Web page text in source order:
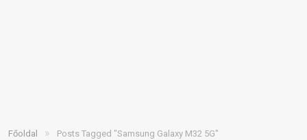
Főoldal » Posts Tagged "Samsung Galaxy M32 5G"